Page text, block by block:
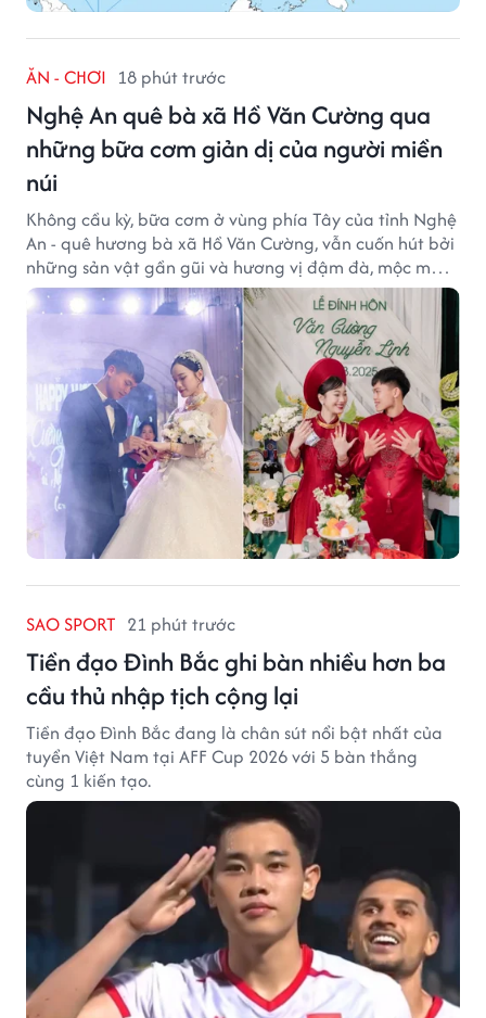
ĂN - CHƠI 18 phút trước
Nghệ An quê bà xã Hồ Văn Cường qua
những bữa cơm giản dị của người miền
núi
Không cầu kỳ, bữa cơm ở vùng phía Tây của tỉnh Nghệ
An - quê hương bà xã Hồ Văn Cường, vẫn cuốn hút bởi
những sản vật gần gũi và hương vị đậm đà, mộc mạc
của núi rừng.
SAO SPORT 21 phút trước
Tiền đạo Đình Bắc ghi bàn nhiều hơn ba
cầu thủ nhập tịch cộng lại
Tiền đạo Đình Bắc đang là chân sút nổi bật nhất của
tuyển Việt Nam tại AFF Cup 2026 với 5 bàn thắng
cùng 1 kiến tạo.